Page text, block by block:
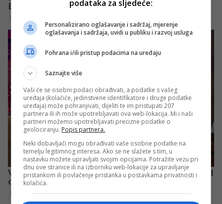
podataka za sljedeće:
Personalizirano oglašavanje i sadržaj, mjerenje
oglašavanja i sadržaja, uvidi u publiku i razvoj usluga
Pohrana i/ili pristup podacima na uređaju
Saznajte više
Vaši će se osobni podaci obrađivati, a podatke s vašeg
uređaja (kolačiće, jedinstvene identifikatore i druge podatke
uređaja) može pohranjivati, dijeliti te im pristupati 207
partnera ili ih može upotrebljavati ova web-lokacija. Mi i naši
partneri možemo upotrebljavati precizne podatke o
geolociranju. Popis partnera.
Neki dobavljači mogu obrađivati vaše osobne podatke na
temelju legitimnog interesa. Ako se ne slažete s tim, u
nastavku možete upravljati svojim opcijama. Potražite vezu pri
dnu ove stranice ili na izborniku web-lokacije za upravljanje
pristankom ili povlačenje pristanka u postavkama privatnosti i
kolačića.